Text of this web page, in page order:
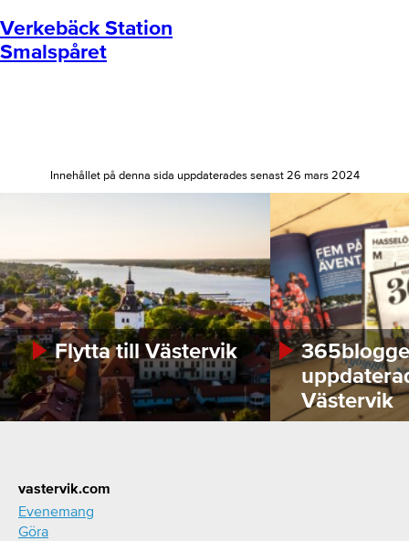
Verkebäck Station
Smalspåret
Innehållet på denna sida uppdaterades senast 26 mars 2024
Flytta till Västervik
Västervik
Footer
vastervik.com
Evenemang
Göra